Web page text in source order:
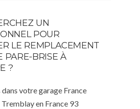
UN
POUR
LE REMPLACEMENT
PARE-BRISE À
?
dans votre garage France
Tremblay en France 93